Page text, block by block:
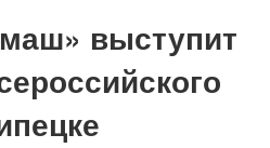
выступит